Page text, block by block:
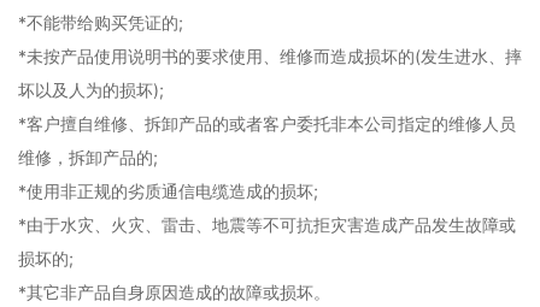
*不能带给购买凭证的;
*未按产品使用说明书的要求使用、维修而造成损坏的(发生进水、摔
坏以及人为的损坏);
*客户擅自维修、拆卸产品的或者客户委托非本公司指定的维修人员
维修，拆卸产品的;
*使用非正规的劣质通信电缆造成的损坏;
*由于水灾、火灾、雷击、地震等不可抗拒灾害造成产品发生故障或
损坏的;
*其它非产品自身原因造成的故障或损坏。